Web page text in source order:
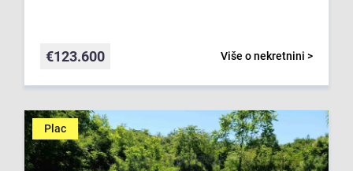
Više o nekretnini >
€123.600
Plac